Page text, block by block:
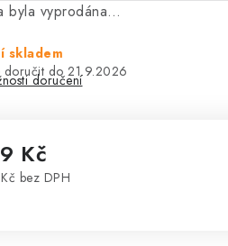
byla vyprodána…
skladem
21.9.2026
doručení
Kč
bez DPH